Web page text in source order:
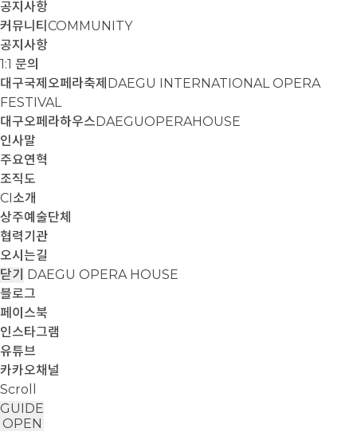
공지사항
커뮤니티 COMMUNITY
공지사항
1:1 문의
대구국제오페라축제 DAEGU INTERNATIONAL OPERA
FESTIVAL
대구오페라하우스DAEGUOPERAHOUSE
인사말
주요연혁
조직도
CI소개
상주예술단체
협력기관
오시는길
닫기 DAEGU OPERA HOUSE
블로그
페이스북
인스타그램
유튜브
카카오채널
Scroll
GUIDE
OPEN